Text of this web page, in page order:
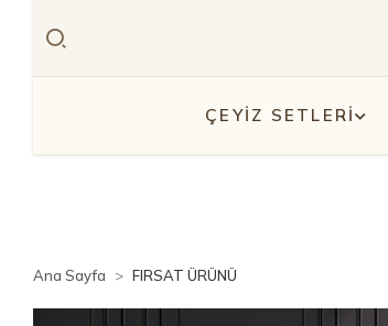
ÇEYİZ SETLERİ
Ana Sayfa FIRSAT ÜRÜNÜ